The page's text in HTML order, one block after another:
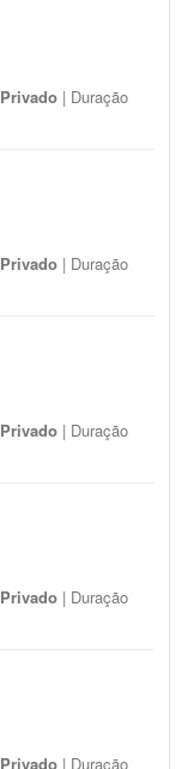
Privado | Duração
Privado | Duração
Privado | Duração
Privado | Duração
Privado | Duração